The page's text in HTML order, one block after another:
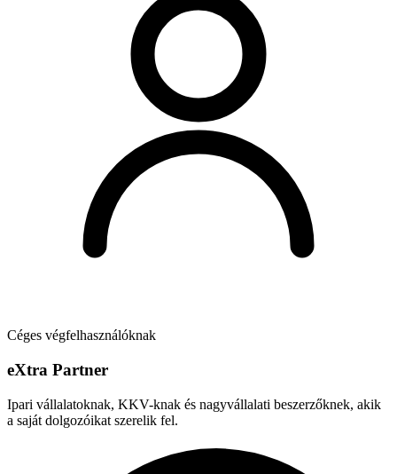
Céges végfelhasználóknak
eXtra Partner
Ipari vállalatoknak, KKV-knak és nagyvállalati beszerzőknek, akik
a saját dolgozóikat szerelik fel.